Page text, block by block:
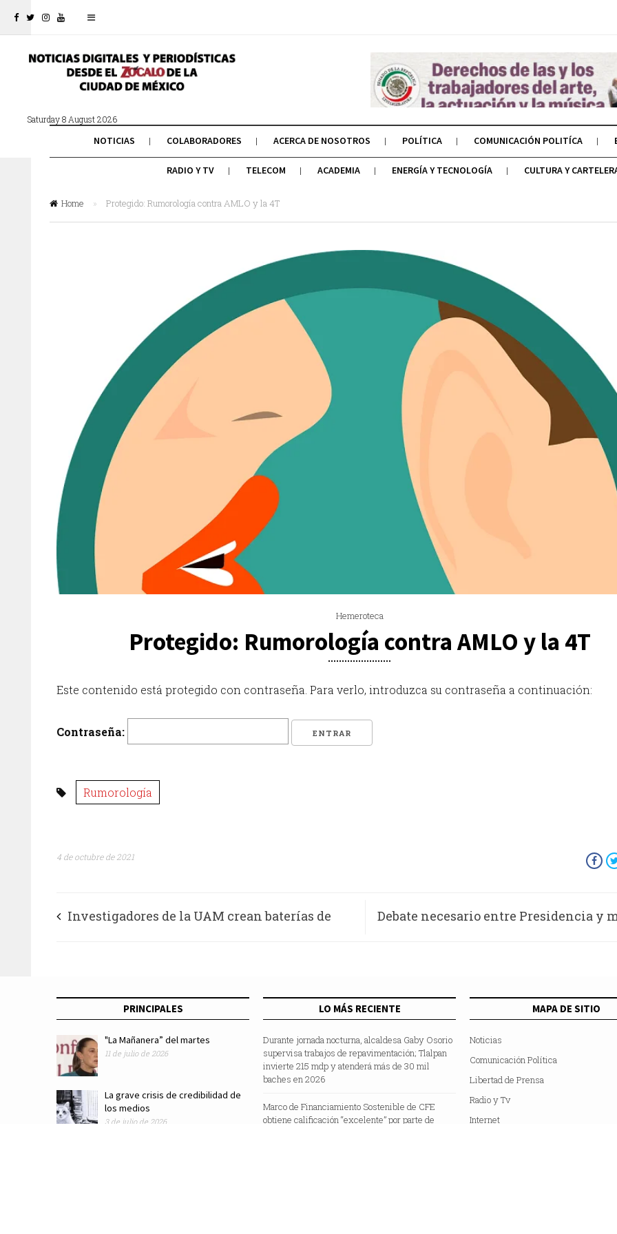
Saturday 8 August 2026
NOTICIAS COLABORADORES ACERCA DE NOSOTROS POLÍTICA COMUNICACIÓN POLITÍCA
RADIO Y TV TELECOM ACADEMIA ENERGÍA Y TECNOLOGÍA CULTURA Y
Home » Protegido: Rumorología contra AMLO y la 4T
Hemeroteca
Protegido: Rumorología contra AMLO y la 4T
Este contenido está protegido con contraseña. Para verlo, introduzca su contraseña a continuación:
Contraseña:
Rumorología
4 de octubre de 2021
Investigadores de la UAM crean baterías de Debate necesario entre Presidencia y
PRINCIPALES
"La Mañanera” del martes
11 de julio de 2026
La grave crisis de credibilidad de
los medios
3 de julio de 2026
LO MÁS RECIENTE
Durante jornada nocturna, alcaldesa Gaby Osorio
supervisa trabajos de repavimentación; Tlalpan
invierte 215 mdp y atenderá más de 30 mil
baches en 2026
Marco de Financiamiento Sostenible de CFE
obtiene calificación “excelente” por parte de
MAPA DE SITIO
Noticias
Comunicación Política
Libertad de Prensa
Radio y Tv
Internet